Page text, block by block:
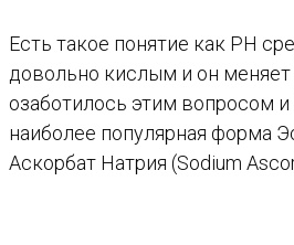
Есть такое понятие как PH
довольно кислым и он
озаботилось этим вопросом
наиболее популярная форма
Аскорбат Натрия (Sodium